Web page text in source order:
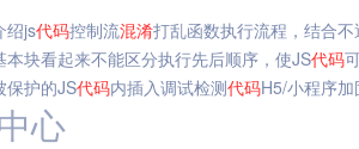
绍js代码控制流混淆打乱函数执行流程，结合
块看起来不能区分执行先后顺序，使JS代码
保护的JS代码内插入调试检测代码H5/小程序
心